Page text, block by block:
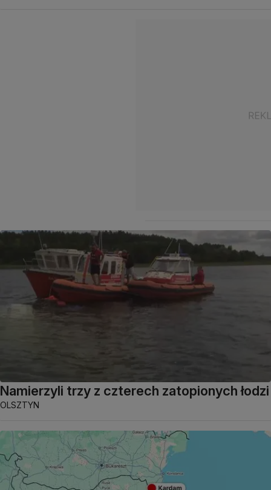
Namierzyli trzy z czterech zatopionych łodzi
OLSZTYN